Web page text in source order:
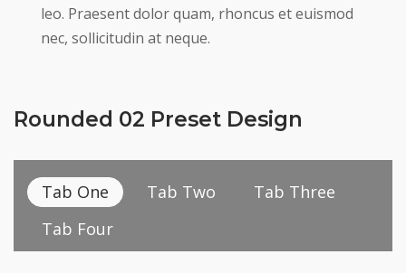
leo. Praesent dolor quam, rhoncus et euismod
nec, sollicitudin at neque.
Rounded 02 Preset Design
Tab One Tab Two
Tab Three
Tab Four